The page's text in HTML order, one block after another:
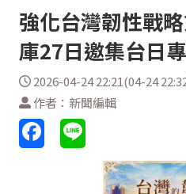
強化台灣韌性戰
庫27日邀集台日
2026-04-24 22:21(04-24
作者：新聞編輯